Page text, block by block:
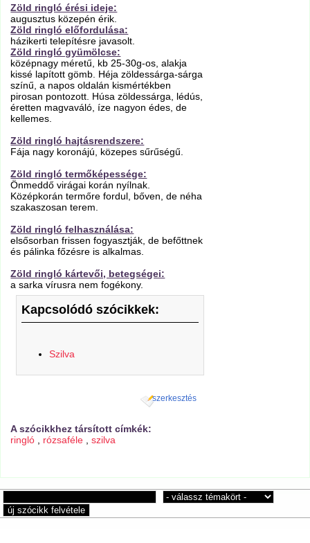
Zöld ringló érési ideje:
augusztus közepén érik.
Zöld ringló előfordulása:
házikerti telepítésre javasolt.
Zöld ringló gyümölcse:
középnagy méretű, kb 25-30g-os, alakja
kissé lapított gömb. Héja zöldessárga-sárga
színű, a napos oldalán kismértékben
pirosan pontozott. Húsa zöldessárga, lédús,
éretten magvaváló, íze nagyon édes, de
kellemes.
Zöld ringló hajtásrendszere:
Fája nagy koronájú, közepes sűrűségű.
Zöld ringló termőképessége:
Önmeddő virágai korán nyílnak.
Középkorán termőre fordul, bőven, de néha
szakaszosan terem.
Zöld ringló felhasználása:
elsősorban frissen fogyasztják, de befőttnek
és pálinka főzésre is alkalmas.
Zöld ringló kártevői, betegségei:
a sarka vírusra nem fogékony.
Kapcsolódó szócikkek:
Szilva
szerkesztés
A szócikkhez társított címkék:
ringló
rózsaféle ,szilva